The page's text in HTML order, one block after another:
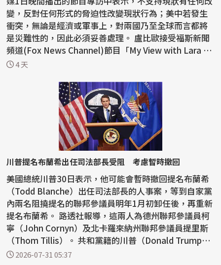
變，反對任何形式的脅迫性改變現狀行為；美中若發生
衝突，無論是經濟或軍事上，對兩國乃至全球而言都將
是災難性的，因此必須妥善處理。 盧比歐接受福斯新聞
頻道(Fox News Channel)節目「My View with Lara Tr
ump」...
4 天
川普提名布蘭希出任司法部長受阻 考慮暫時撤回
美國總統川普30日表示，他可能會暫時撤回提名布蘭希
（Todd Blanche）出任司法部長的人事案，等到自家黨
內兩名阻撓提名的聯邦參議員明年1月初卸任後，再重新
提名布蘭希。 路透社報導，這兩人為德州聯邦參議員柯
寧（John Cornyn）及北卡羅來納州聯邦參議員提里斯
（Thom Tillis）。 共和黨籍的川普（Donald Trump）
在社...
2026-07-31 05:37